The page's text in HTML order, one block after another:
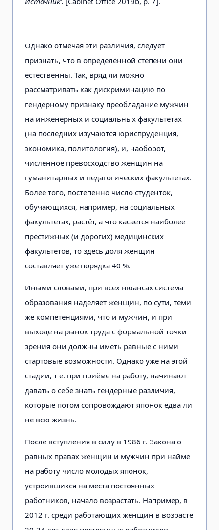
Однако отмечая эти различия, следует
признать, что в определённой степени они
естественны. Так, вряд ли можно
рассматривать как дискриминацию по
гендерному признаку преобладание мужчин
на инженерных и социальных факультетах
(на последних изучаются юриспруденция,
экономика, политология), и, наоборот,
численное превосходство женщин на
гуманитарных и педагогических факультетах.
Более того, постепенно число студенток,
обучающихся, например, на социальных
факультетах, растёт, а что касается наиболее
престижных (и дорогих) медицинских
факультетов, то здесь доля женщин
составляет уже порядка 40 %.
Иными словами, при всех нюансах система
образования наделяет женщин, по сути, теми
же компетенциями, что и мужчин, и при
выходе на рынок труда с формальной точки
зрения они должны иметь равные с ними
стартовые возможности. Однако уже на этой
стадии, т е. при приёме на работу, начинают
давать о себе знать гендерные различия,
которые потом сопровождают японок едва ли
не всю жизнь.
После вступления в силу в 1986 г. Закона о
равных правах женщин и мужчин при найме
на работу число молодых японок,
устроившихся на места постоянных
работников, начало возрастать. Например, в
2012 г. среди работающих женщин в возрасте